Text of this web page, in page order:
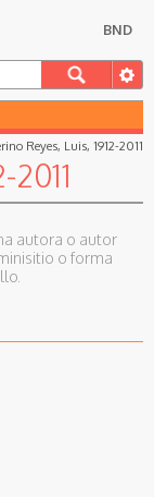
BND
Reyes, Luis, 1912-2011
autora o autor
o forma